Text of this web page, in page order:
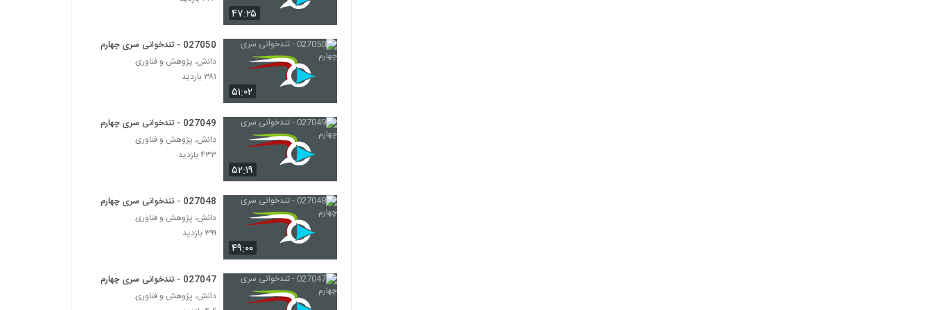
۴۷:۲۵
۵۱:۰۲
027050 - تندخوانی سری چهارم
دانش، پژوهش و فناوری
۳۸۱ بازدید
۵۲:۱۹
027049 - تندخوانی سری چهارم
دانش، پژوهش و فناوری
۴۳۳ بازدید
۴۹:۰۰
027048 - تندخوانی سری چهارم
دانش، پژوهش و فناوری
۳۹۹ بازدید
027047 - تندخوانی سری چهارم
دانش، پژوهش و فناوری